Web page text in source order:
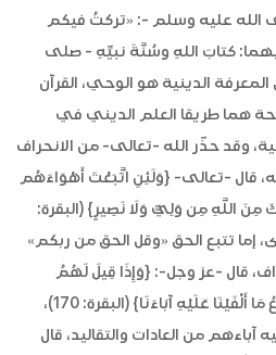
الله عليه وسلم -: «تركتُ فيكم
كتابَ اللهِ وسُنَّةَ نبيِّهِ - صلى
الدينية هو الوحي، القرآن
هما طريقا العلم الديني في
وقد حذّر الله -تعالى- من الانحراف
قال -تعالى- {وَلَئِنِ اتَّبَعْتَ أَهْوَاءَهُم
مِنَ اللَّهِ مِن وَلِيٍّ وَلَا نَصِيرٍ} (البقرة:
إما تتبع الحق «وقل الحق من ربكم»
قال -عز وجل-: {وَإِذَا قِيلَ لَهُمُ
اتَّبِعُوا مَا أَنزَلَ اللَّهُ قَالُوا بَلْ نَتَّبِعُ مَا أَلْفَيْنَا عَلَيْهِ آبَاءَنَا} (البقرة: 170)،
آباءهم من العادات والتقاليد، قال